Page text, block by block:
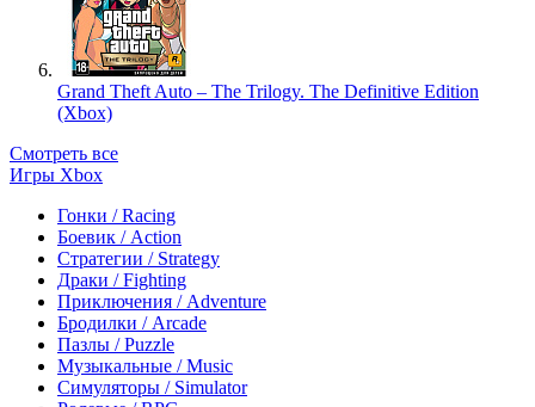
Grand Theft Auto – The Trilogy. The Definitive Edition
(Xbox)
Смотреть все
Игры Xbox
Гонки / Racing
Боевик / Action
Стратегии / Strategy
Драки / Fighting
Приключения / Adventure
Бродилки / Arcade
Пазлы / Puzzle
Музыкальные / Music
Симуляторы / Simulator